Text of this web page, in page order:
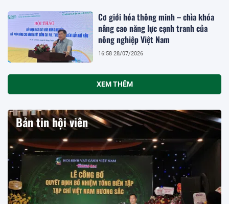
Cơ giới hóa thông minh – chìa khóa
nâng cao năng lực cạnh tranh của
nông nghiệp Việt Nam
16:58 28/07/2026
XEM THÊM
Bản tin hội viên